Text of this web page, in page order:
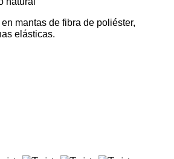
mantas de fibra de poliéster,
elásticas.